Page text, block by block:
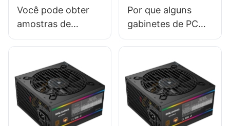
Você pode obter
amostras de
gabinetes de PC
Por que alguns
gabinetes de PC
são mais caros no